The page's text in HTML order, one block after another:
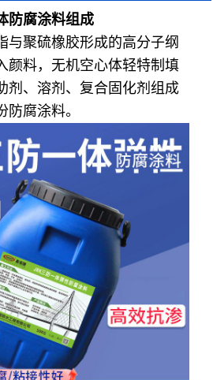
防腐涂料组成
与聚硫橡胶形成的高分子纲
颜料，无机空心体轻特制填
剂、溶剂、复合固化剂组成
防腐涂料。